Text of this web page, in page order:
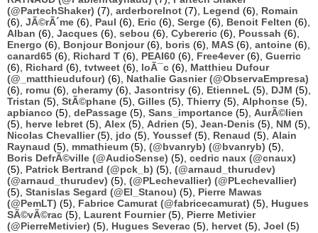
(@PartechShaker) (7), arderborelnot (7), Legend (6), Romain
(6), JÃ©rÃ´me (6), Paul (6), Eric (6), Serge (6), Benoit Felten (6),
Alban (6), Jacques (6), sebou (6), Cybereric (6), Poussah (6),
Energo (6), Bonjour Bonjour(6), boris (6), MAS (6), antoine (6),
canard65 (6), Richard T (6), PEAI60 (6), Free4ever(6), Guerric
(6), Richard (6), tvtweet (6), loÃ¯c (6), Matthieu Dufour
(@_matthieudufour) (6), Nathalie Gasnier (@ObservaEmpresa)
(6), romu (6), cheramy (6), Jasontrisy (6), EtienneL (5), DJM (5),
Tristan (5), StÃ©phane (5), Gilles (5), Thierry (5), Alphonse (5),
apbianco (5), dePassage (5), Sans_importance (5), AurÃ©lien
(5), herve lebret (5), Alex (5), Adrien (5), Jean-Denis (5), NM (5),
Nicolas Chevallier(5), jdo (5), Youssef (5), Renaud (5), Alain
Raynaud (5), mmathieum (5), (@bvanryb) (@bvanryb) (5),
Boris DefrÃ©ville (@AudioSense) (5), cedric naux (@cnaux)
(5), Patrick Bertrand (@pck_b) (5), (@arnaud_thurudev)
(@arnaud_thurudev) (5), (@PLechevallier) (@PLechevallier)
(5), Stanislas Segard (@El_Stanou) (5), Pierre Mawas
(@PemLT) (5), Fabrice Camurat (@fabricecamurat) (5), Hugues
SÃ©vÃ©rac (5), Laurent Fournier(5), Pierre Metivier
(@PierreMetivier) (5), Hugues Severac (5), hervet (5), Joel (5)